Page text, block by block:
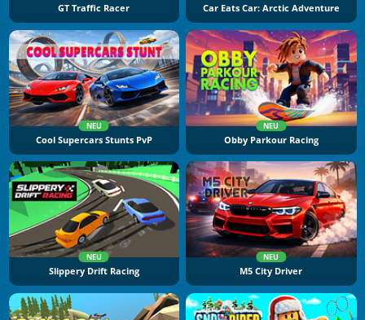
GT Traffic Racer Car Eats Car: Arctic Adventure
NEU
Cool Supercars Stunts PvP
NEU
Obby Parkour Racing
NEU
Slippery Drift Racing
NEU
M5 City Driver